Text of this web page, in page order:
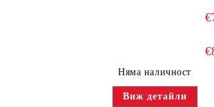
Няма наличност
Виж детайли